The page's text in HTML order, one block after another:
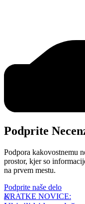
Podprite
Podpora kakovostnemu
prostor, kjer so
na prvem mestu.
Podprite naše delo
KRATKE NOVICE: